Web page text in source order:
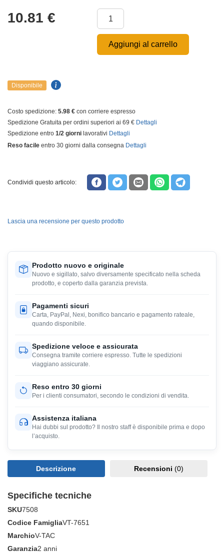
10.81 €
Aggiungi al carrello
Disponibile
Costo spedizione: 5.98 € con corriere espresso
Spedizione Gratuita per ordini superiori ai 69 € Dettagli
Spedizione entro 1/2 giorni lavorativi Dettagli
Reso facile entro 30 giorni dalla consegna Dettagli
Condividi questo articolo:
Lascia una recensione per questo prodotto
Prodotto nuovo e originale
Nuovo e sigillato, salvo diversamente specificato nella scheda
prodotto, e coperto dalla garanzia prevista.
Pagamenti sicuri
Carta, PayPal, Nexi, bonifico bancario e pagamento rateale,
quando disponibile.
Spedizione veloce e assicurata
Consegna tramite corriere espresso. Tutte le spedizioni
viaggiano assicurate.
Reso entro 30 giorni
Per i clienti consumatori, secondo le condizioni di vendita.
Assistenza italiana
Hai dubbi sul prodotto? Il nostro staff è disponibile prima e dopo
l’acquisto.
Descrizione Recensioni (0)
Specifiche tecniche
SKU7508
Codice FamigliaVT-7651
MarchioV-TAC
Garanzia2 anni